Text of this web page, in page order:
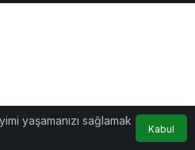
yaşamanızı sağlamak
Kabul